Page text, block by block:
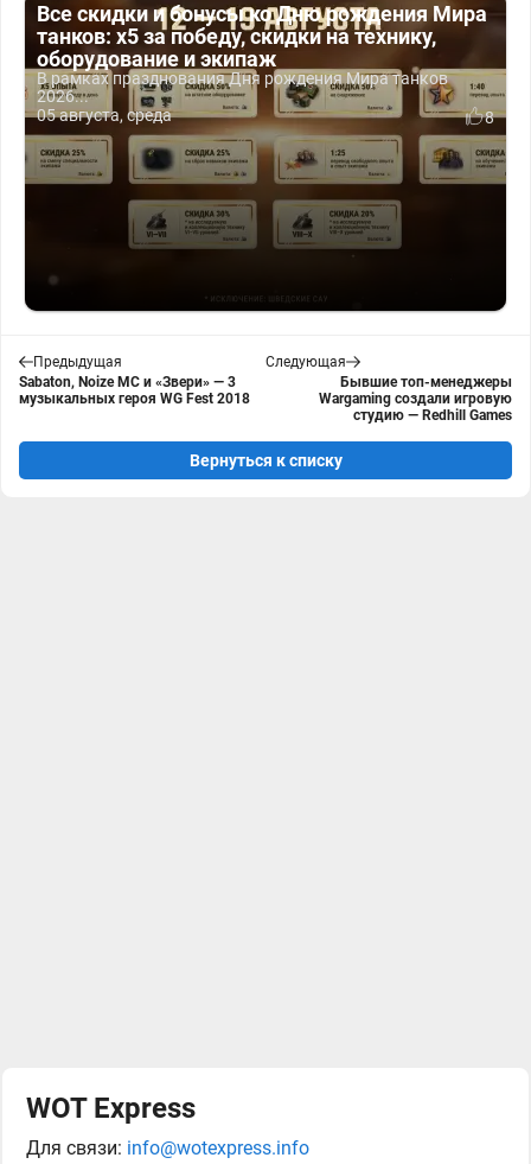
Все скидки и бонусы ко Дню рождения Мира
танков: x5 за победу, скидки на технику,
оборудование и экипаж
В рамках празднования Дня рождения Мира танков
2026...
05 августа, среда
8
Предыдущая
Sabaton, Noize MC и «Звери» — 3
музыкальных героя WG Fest 2018
Следующая
Бывшие топ-менеджеры
Wargaming создали игровую
студию — Redhill Games
Вернуться к списку
WOT Express
Для связи: info@wotexpress.info